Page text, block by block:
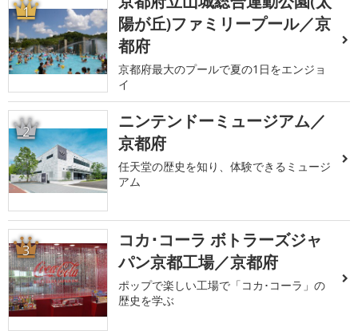
1
陽が丘)ファミリープール／京
都府
京都府最大のプールで夏の1日をエンジョ
イ
2
ニンテンドーミュージアム／
京都府
任天堂の歴史を知り、体験できるミュージ
アム
3
コカ･コーラ ボトラーズジャ
パン京都工場／京都府
ポップで楽しい工場で「コカ･コーラ」の
歴史を学ぶ